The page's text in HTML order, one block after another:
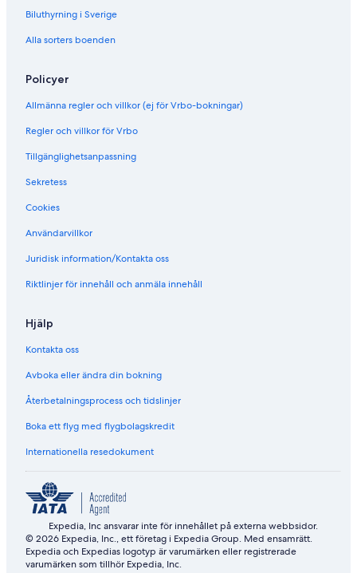
Biluthyrning i Sverige
Alla sorters boenden
Policyer
Allmänna regler och villkor (ej för Vrbo-bokningar)
Regler och villkor för Vrbo
Tillgänglighetsanpassning
Sekretess
Cookies
Användarvillkor
Juridisk information/Kontakta oss
Riktlinjer för innehåll och anmäla innehåll
Hjälp
Kontakta oss
Avboka eller ändra din bokning
Återbetalningsprocess och tidslinjer
Boka ett flyg med flygbolagskredit
Internationella resedokument
Expedia, Inc ansvarar inte för innehållet på externa webbsidor.
© 2026 Expedia, Inc., ett företag i Expedia Group. Med ensamrätt.
Expedia och Expedias logotyp är varumärken eller registrerade
varumärken som tillhör Expedia, Inc.